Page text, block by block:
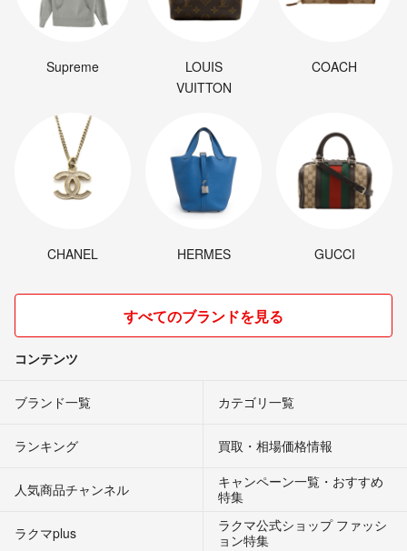
Supreme
LOUIS
VUITTON
COACH
CHANEL HERMES GUCCI
すべてのブランドを見る
コンテンツ
ブランド一覧 カテゴリ一覧
ランキング 買取・相場価格情報
人気商品チャンネル
キャンペーン一覧・おすすめ
特集
ラクマplus
ラクマ公式ショップ ファッシ
ョン特集